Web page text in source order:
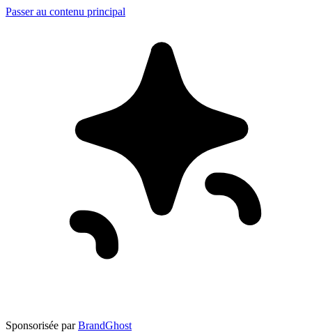
Passer au contenu principal
Sponsorisée par BrandGhost